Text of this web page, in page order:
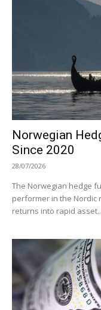
Norwegian
Since 2020
28/07/2026
The Norwegian hedge
performer in the Nordic
returns into rapid